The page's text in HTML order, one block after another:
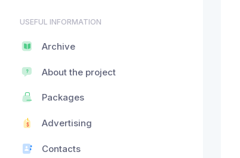
USEFUL INFORMATION
Archive
About the project
Packages
Advertising
Contacts